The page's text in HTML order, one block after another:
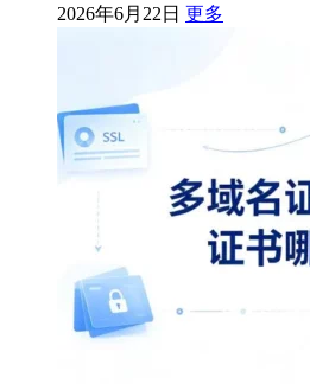
2026年6月22日 更多